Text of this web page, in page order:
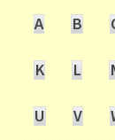
A B
K
L
U
V